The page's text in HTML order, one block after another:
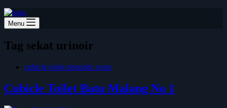
Menu
Tag sekat urinoir
cubicle toilet phenolic resin
Cubicle Toilet Batu Malang No 1